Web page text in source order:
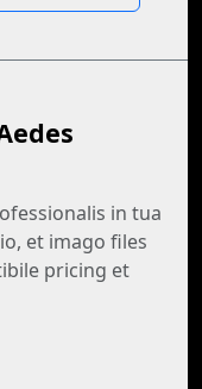
in tua
et imago files
pricing et